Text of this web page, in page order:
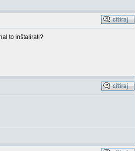
to inštalirati?